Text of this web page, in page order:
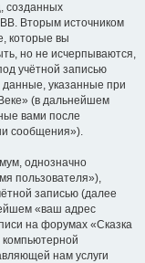
созданных
Вторым источником
которые вы
но не исчерпываются,
учётной записью
указанные при
(в дальнейшем
вами после
сообщения»).
однозначно
пользователя»),
записью (далее
«ваш адрес
на форумах «Сказка
нам услуги